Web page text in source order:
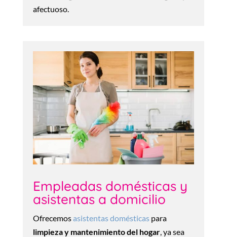
afectuoso.
Empleadas domésticas y
asistentas a domicilio
Ofrecemosasistentas domésticaspara
limpieza y mantenimiento del hogar, ya sea